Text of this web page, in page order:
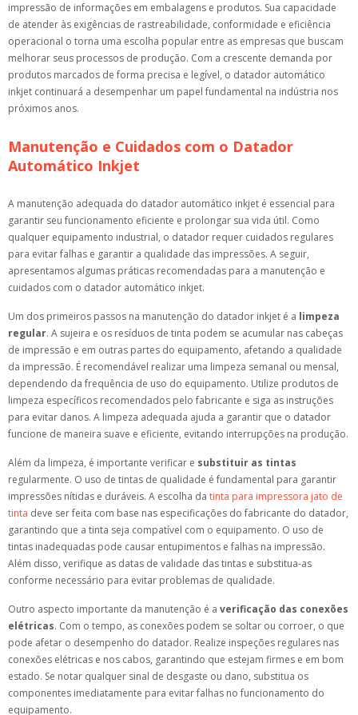
impressão de informações em embalagens e produtos. Sua capacidade
de atender às exigências de rastreabilidade, conformidade e eficiência
operacional o torna uma escolha popular entre as empresas que buscam
melhorar seus processos de produção. Com a crescente demanda por
produtos marcados de forma precisa e legível, o datador automático
inkjet continuará a desempenhar um papel fundamental na indústria nos
próximos anos.
Manutenção e Cuidados com o Datador
Automático Inkjet
A manutenção adequada do datador automático inkjet é essencial para
garantir seu funcionamento eficiente e prolongar sua vida útil. Como
qualquer equipamento industrial, o datador requer cuidados regulares
para evitar falhas e garantir a qualidade das impressões. A seguir,
apresentamos algumas práticas recomendadas para a manutenção e
cuidados com o datador automático inkjet.
Um dos primeiros passos na manutenção do datador inkjet é a limpeza
regular. A sujeira e os resíduos de tinta podem se acumular nas cabeças
de impressão e em outras partes do equipamento, afetando a qualidade
da impressão. É recomendável realizar uma limpeza semanal ou mensal,
dependendo da frequência de uso do equipamento. Utilize produtos de
limpeza específicos recomendados pelo fabricante e siga as instruções
para evitar danos. A limpeza adequada ajuda a garantir que o datador
funcione de maneira suave e eficiente, evitando interrupções na produção.
Além da limpeza, é importante verificar e substituir as tintas
regularmente. O uso de tintas de qualidade é fundamental para garantir
impressões nítidas e duráveis. A escolha da tinta para impressora jato de
tinta deve ser feita com base nas especificações do fabricante do datador,
garantindo que a tinta seja compatível com o equipamento. O uso de
tintas inadequadas pode causar entupimentos e falhas na impressão.
Além disso, verifique as datas de validade das tintas e substitua-as
conforme necessário para evitar problemas de qualidade.
Outro aspecto importante da manutenção é a verificação das conexões
elétricas. Com o tempo, as conexões podem se soltar ou corroer, o que
pode afetar o desempenho do datador. Realize inspeções regulares nas
conexões elétricas e nos cabos, garantindo que estejam firmes e em bom
estado. Se notar qualquer sinal de desgaste ou dano, substitua os
componentes imediatamente para evitar falhas no funcionamento do
equipamento.